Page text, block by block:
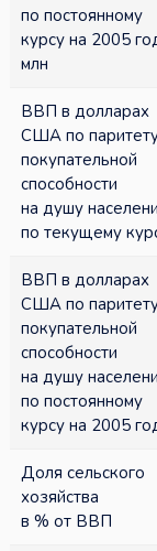
по постоянному
курсу на 2005
млн
ВВП в долларах
США по
покупательной
способности
на душу
по текущему
ВВП в долларах
США по
покупательной
способности
на душу
по постоянному
курсу на 2005
Доля сельского
хозяйства
в % от ВВП